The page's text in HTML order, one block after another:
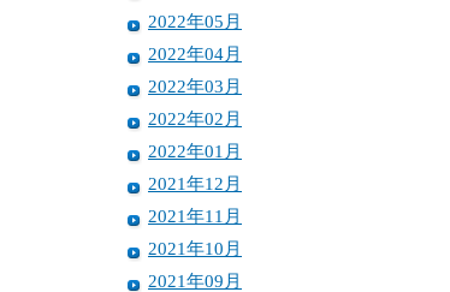
2022年05月
2022年04月
2022年03月
2022年02月
2022年01月
2021年12月
2021年11月
2021年10月
2021年09月